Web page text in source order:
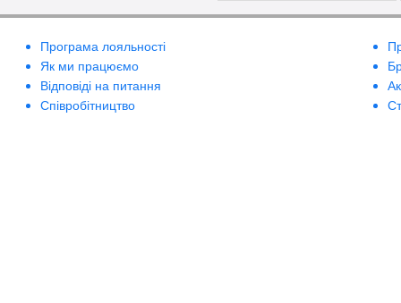
Програма лояльності
Як ми працюємо
Відповіді на питання
Співробітництво